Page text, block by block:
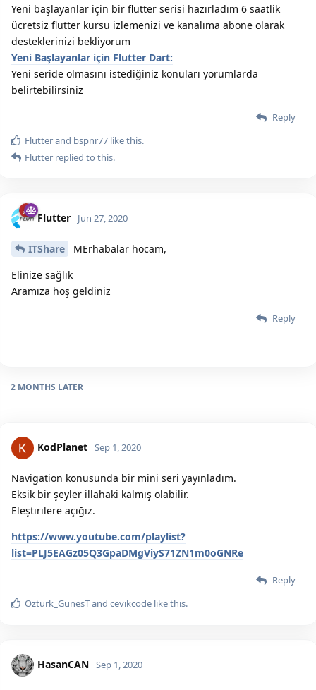
Yeni başlayanlar için bir flutter serisi hazırladım 6 saatlik
ücretsiz flutter kursu izlemenizi ve kanalıma abone olarak
desteklerinizi bekliyorum
Yeni Başlayanlar için Flutter Dart:
Yeni seride olmasını istediğiniz konuları yorumlarda
belirtebilirsiniz
Reply
Flutterand bspnr77 like this.
Flutter replied to this.
Flutter Jun 27, 2020
ITShare
MErhabalar hocam,
Elinize sağlık
Aramıza hoş geldiniz
Reply
2 MONTHS LATER
KodPlanet Sep 1, 2020
Navigation konusunda bir mini seri yayınladım.
Eksik bir şeyler illahaki kalmış olabilir.
Eleştirilere açığız.
https://www.youtube.com/playlist?
list=PLJ5EAGz05Q3GpaDMgViyS71ZN1m0oGNRe
Reply
Ozturk_GunesTand cevikcode like this.
HasanCAN Sep 1, 2020